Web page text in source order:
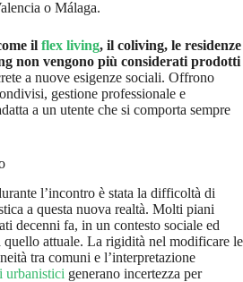
o Málaga.
il flex living, il coliving, le residenze
non vengono più considerati prodotti
a nuove esigenze sociali. Offrono
gestione professionale e
a un utente che si comporta sempre
l’incontro è stata la difficoltà di
a questa nuova realtà. Molti piani
decenni fa, in un contesto sociale ed
attuale. La rigidità nel modificare le
tra comuni e l’interpretazione
urbanistici generano incertezza per